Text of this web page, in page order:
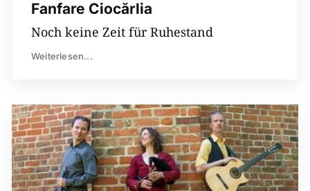
Fanfare Ciocărlia
Noch keine Zeit für Ruhestand
Weiterlesen...